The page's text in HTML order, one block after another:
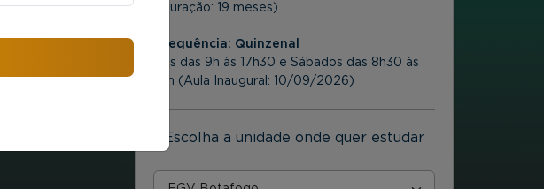
(Duração: 19 meses)
Frequência: Quinzenal
6as das 9h às 17h30 e Sábados das 8h30 às
12h (Aula Inaugural: 10/09/2026)
Escolha a unidade onde quer estudar